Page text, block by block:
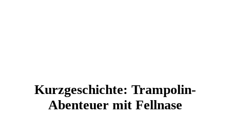
Kurzgeschichte: Trampolin-
Abenteuer mit Fellnase